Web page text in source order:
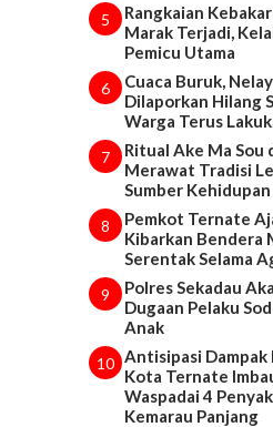
5
Rangkaian
Marak Terjadi,
Pemicu Utama
6
Cuaca Buruk,
Dilaporkan Hilang
Warga Terus
7
Ritual Ake Ma Sou
Merawat Tradisi
Sumber Kehidupan
8
Pemkot Ternate
Kibarkan Bendera
Serentak Selama
9
Polres Sekadau
Dugaan Pelaku
Anak
10 Antisipasi Dampak
Kota Ternate
Waspadai 4
Kemarau Panjang